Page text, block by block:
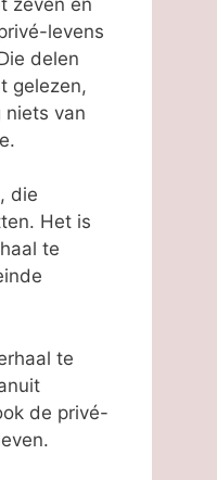
levens
delen
gelezen,
niets van
die
Het is
te
te
de privé-